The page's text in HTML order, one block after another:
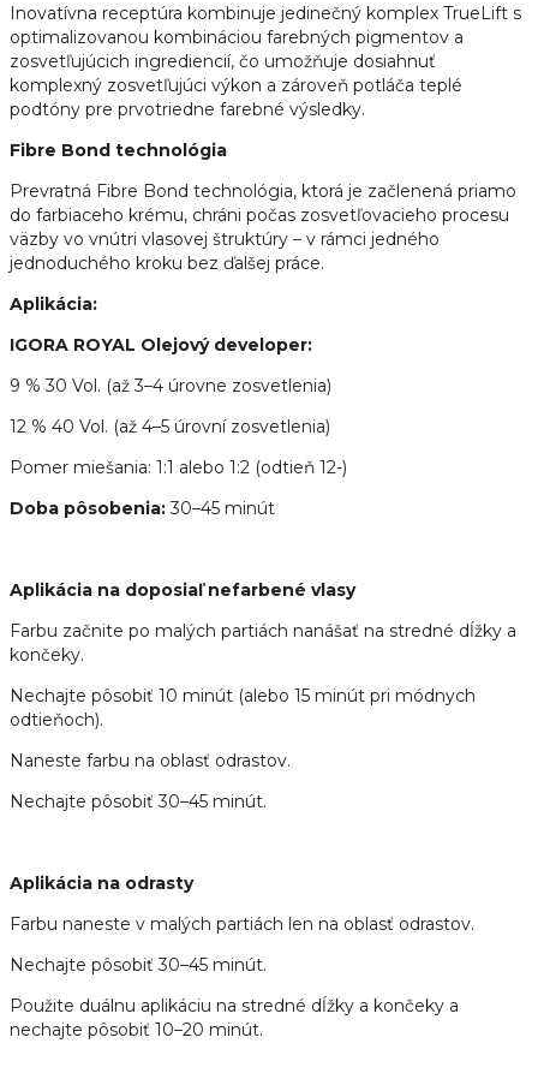
Inovatívna receptúra kombinuje jedinečný komplex TrueLift s
optimalizovanou kombináciou farebných pigmentov a
zosvetľujúcich ingrediencií, čo umožňuje dosiahnuť
komplexný zosvetľujúci výkon a zároveň potláča teplé
podtóny pre prvotriedne farebné výsledky.
Fibre Bond technológia
Prevratná Fibre Bond technológia, ktorá je začlenená priamo
do farbiaceho krému, chráni počas zosvetľovacieho procesu
väzby vo vnútri vlasovej štruktúry – v rámci jedného
jednoduchého kroku bez ďalšej práce.
Aplikácia:
IGORA ROYAL Olejový developer:
9 % 30 Vol. (až 3–4 úrovne zosvetlenia)
12 % 40 Vol. (až 4–5 úrovní zosvetlenia)
Pomer miešania: 1:1 alebo 1:2 (odtieň 12-)
Doba pôsobenia:30–45 minút
Aplikácia na doposiaľ nefarbené vlasy
Farbu začnite po malých partiách nanášať na stredné dĺžky a
končeky.
Nechajte pôsobiť 10 minút (alebo 15 minút pri módnych
odtieňoch).
Naneste farbu na oblasť odrastov.
Nechajte pôsobiť 30–45 minút.
Aplikácia na odrasty
Farbu naneste v malých partiách len na oblasť odrastov.
Nechajte pôsobiť 30–45 minút.
Použite duálnu aplikáciu na stredné dĺžky a končeky a
nechajte pôsobiť 10–20 minút.